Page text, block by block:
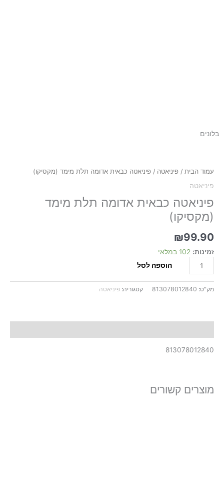
בלונים
עמוד הבית / פיניאטה / פיניאטה כבאית אדומה תלת מימד (מקסיקו)
פיניאטה
פיניאטה כבאית אדומה תלת מימד
(מקסיקו)
₪99.90
זמינות: 102 במלאי
פיניאטה
אדומה
תלת
מימד
(מקסיקו)
הוספה לסל
מק"ט: 813078012840 קטגוריה: פיניאטה
813078012840
מוצרים קשורים